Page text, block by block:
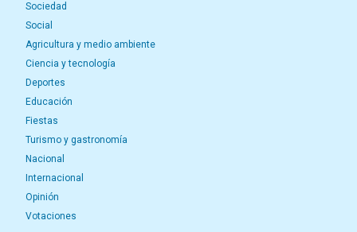
Sociedad
Social
Agricultura y medio ambiente
Ciencia y tecnología
Deportes
Educación
Fiestas
Turismo y gastronomía
Nacional
Internacional
Opinión
Votaciones